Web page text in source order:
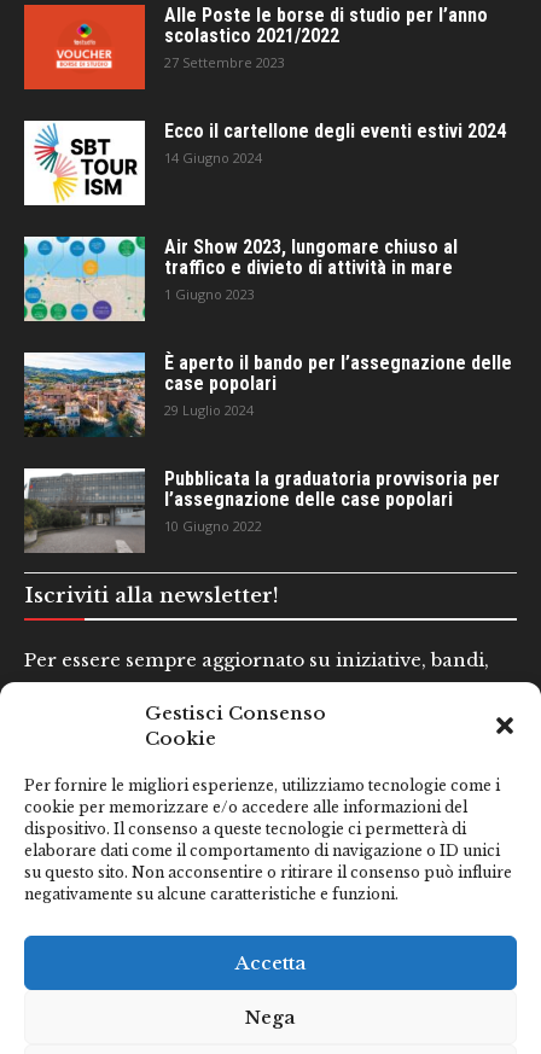
Gestisci Consenso
Cookie
Per fornire le migliori esperienze, utilizziamo tecnologie come i
cookie per memorizzare e/o accedere alle informazioni del
dispositivo. Il consenso a queste tecnologie ci permetterà di
elaborare dati come il comportamento di navigazione o ID unici
su questo sito. Non acconsentire o ritirare il consenso può influire
negativamente su alcune caratteristiche e funzioni.
Accetta
Nega
Alle Poste le borse di studio per l’anno
scolastico 2021/2022
27 Settembre 2023
Ecco il cartellone degli eventi estivi 2024
14 Giugno 2024
Air Show 2023, lungomare chiuso al
traffico e divieto di attività in mare
1 Giugno 2023
È aperto il bando per l’assegnazione delle
case popolari
29 Luglio 2024
Pubblicata la graduatoria provvisoria per
l’assegnazione delle case popolari
10 Giugno 2022
Iscriviti alla newsletter!
Per essere sempre aggiornato su iniziative, bandi,
Email*